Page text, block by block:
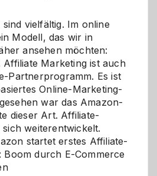
vielfältig. Im online
Modell, das wir in
ansehen möchten:
Marketing ist auch
Partnerprogramm. Es ist
Online-Marketing-
war das Amazon-
dieser Art. Affiliate-
weiterentwickelt.
startet erstes Affiliate-
durch E-Commerce